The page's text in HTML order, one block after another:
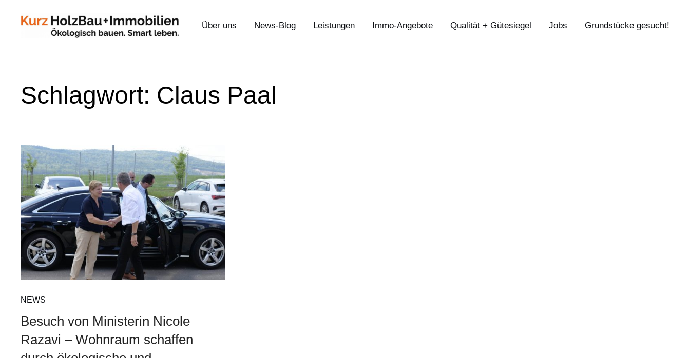
Über uns News-Blog Leistungen Immo-Angebote Qualität + Gütesiegel Jobs Grundstücke gesucht!
Schlagwort: Claus Paal
NEWS
Besuch von Ministerin Nicole
Razavi – Wohnraum schaffen